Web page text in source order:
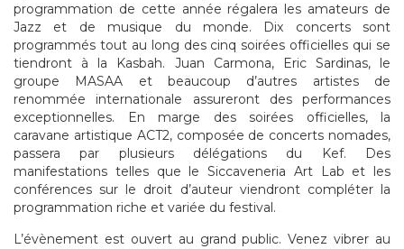
programmation de cette année régalera les amateurs de
Jazz et de musique du monde. Dix concerts sont
programmés tout au long des cinq soirées officielles qui se
tiendront à la Kasbah. Juan Carmona, Eric Sardinas, le
groupe MASAA et beaucoup d’autres artistes de
renommée internationale assureront des performances
exceptionnelles. En marge des soirées officielles, la
caravane artistique ACT2, composée de concerts nomades,
passera par plusieurs délégations du Kef. Des
manifestations telles que le Siccaveneria Art Lab et les
conférences sur le droit d’auteur viendront compléter la
programmation riche et variée du festival.
L’évènement est ouvert au grand public. Venez vibrer au